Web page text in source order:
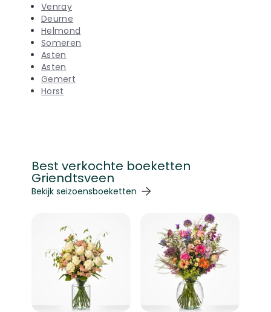
Venray
Deurne
Helmond
Someren
Asten
Asten
Gemert
Horst
Best verkochte boeketten
Griendtsveen
Navigeren door de elementen van de carrousel is
Druk om carrousel over te slaan
Bekijk seizoensboeketten